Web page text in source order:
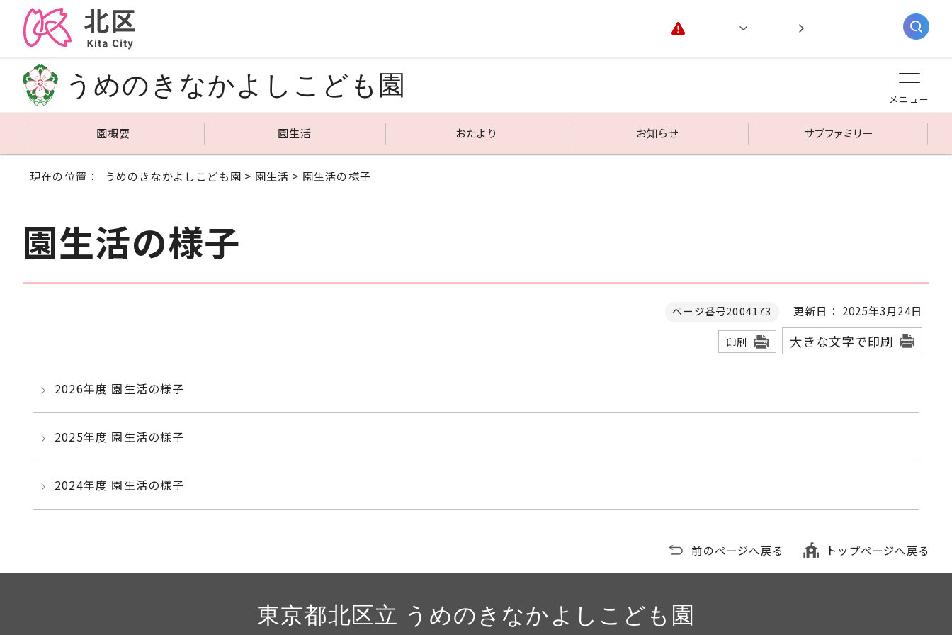
うめのきなかよしこども園 メニュー
園概要 園生活 おたより お知らせ サブファミリー
現在の位置： うめのきなかよしこども園 > 園生活 > 園生活の様子
園生活の様子
ページ番号2004173 更新日： 2025年3月24日
印刷 大きな文字で印刷
2026年度 園生活の様子
2025年度 園生活の様子
2024年度 園生活の様子
前のページへ戻る トップページへ戻る
東京都北区立 うめのきなかよしこども園